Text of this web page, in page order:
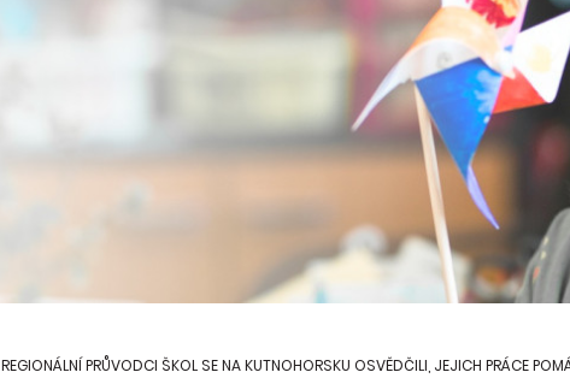
Evaluace pilotního
projektu Eduzměna
Stručné informace
průvodci škol
Co děláme na
Kutnohorsku
Šumpersko-
Zábřežsku
Měníme postoj ke
Koordinace dárců
REGIONÁLNÍ PRŮVODCI ŠKOL SE NA KUTNOHORSKU OSVĚDČILI, JEJICH PRÁCE